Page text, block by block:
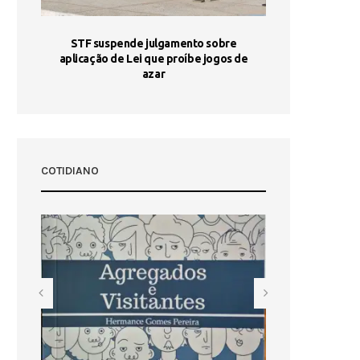
STF suspende julgamento sobre
aplicação de Lei que proíbe jogos de
azar
COTIDIANO